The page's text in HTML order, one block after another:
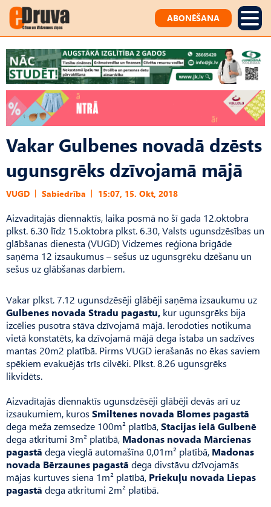
ABONĒŠANA
Vakar Gulbenes novadā dzēsts
ugunsgrēks dzīvojamā mājā
VUGD Sabiedrība 15:07, 15. Okt, 2018
Aizvadītajās diennaktīs, laika posmā no šī gada 12.oktobra
plkst. 6.30 līdz 15.oktobra plkst. 6.30, Valsts ugunsdzēsības un
glābšanas dienesta (VUGD) Vidzemes reģiona brigāde
saņēma 12 izsaukumus – sešus uz ugunsgrēku dzēšanu un
sešus uz glābšanas darbiem.
Vakar plkst. 7.12 ugunsdzēsēji glābēji saņēma izsaukumu uz
Gulbenes novada Stradu pagastu, kur ugunsgrēks bija
izcēlies pusotra stāva dzīvojamā mājā. Ierodoties notikuma
vietā konstatēts, ka dzīvojamā mājā dega istaba un sadzīves
mantas 20m2 platībā. Pirms VUGD ierašanās no ēkas saviem
spēkiem evakuējās trīs cilvēki. Plkst. 8.26 ugunsgrēks
likvidēts.
Aizvadītajās diennaktīs ugunsdzēsēji glābēji devās arī uz
izsaukumiem, kuros Smiltenes novada Blomes pagastā
dega meža zemsedze 100m² platībā,Stacijas ielā Gulbenē
dega atkritumi 3m² platībā, Madonas novada Mārcienas
pagastā dega vieglā automašīna 0,01m² platībā, Madonas
novada Bērzaunes pagastā dega divstāvu dzīvojamās
mājas kurtuves siena 1m² platībā, Priekuļu novada Liepas
pagastā dega atkritumi 2m² platībā.